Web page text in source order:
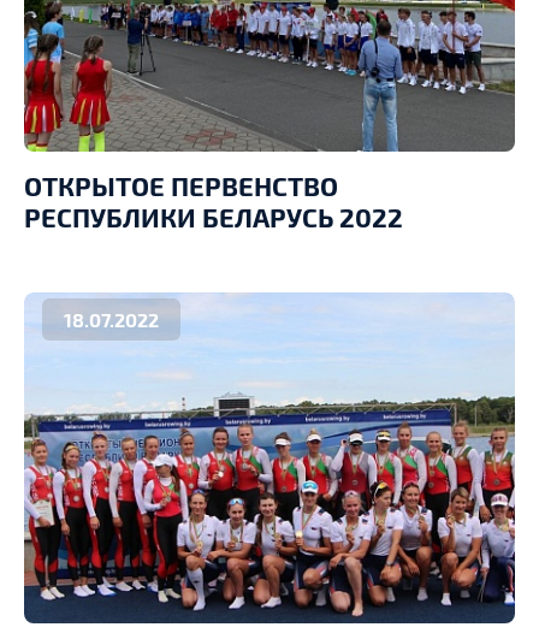
ОТКРЫТОЕ ПЕРВЕНСТВО
РЕСПУБЛИКИ БЕЛАРУСЬ 2022
18.07.2022